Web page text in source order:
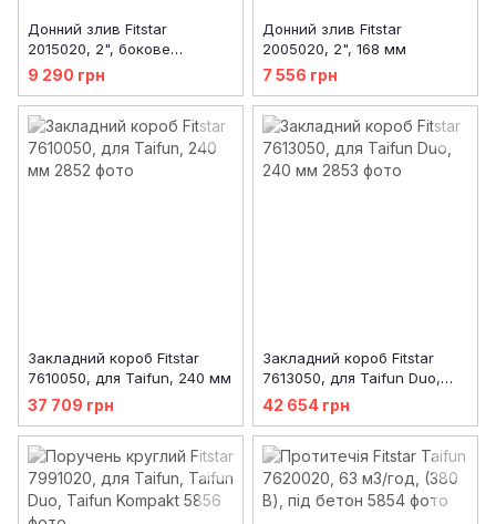
Донний злив Fitstar
2015020, 2", бокове
підключення, 168 мм
9 290 грн
Донний злив Fitstar
2005020, 2", 168 мм
7 556 грн
Закладний короб Fitstar
7610050, для Taifun, 240 мм
37 709 грн
Закладний короб Fitstar
7613050, для Taifun Duo,
240 мм
42 654 грн